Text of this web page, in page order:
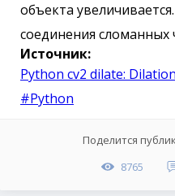
объекта
соединения сломанных
Источник:
Python cv2 dilate:
#Python
Поделится
8765